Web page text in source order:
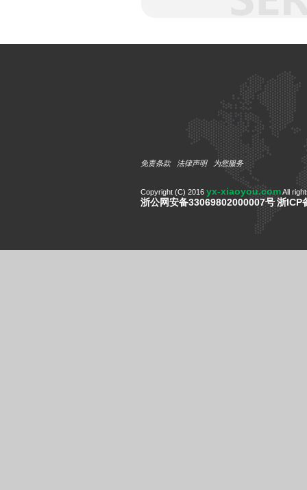
免责条款 法律声明 为您服务
Copyright (C) 2016 yx-xiaoyou.comAll
浙公网安备33069802000007号浙ICP